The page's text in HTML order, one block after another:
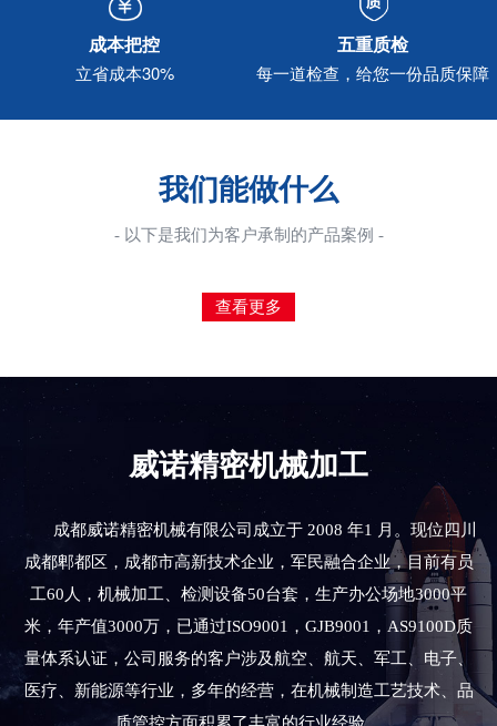
成本把控
立省成本30%
五重质检
每一道检查，给您一份品质保障
我们能做什么
- 以下是我们为客户承制的产品案例 -
查看更多
威诺精密机械加工
成都威诺精密机械有限公司成立于 2008 年1 月。现位四川
成都郫都区，成都市高新技术企业，军民融合企业，目前有员
工60人，机械加工、检测设备50台套，生产办公场地3000平
米，年产值3000万，已通过ISO9001，GJB9001，AS9100D质
量体系认证，公司服务的客户涉及航空、航天、军工、电子、
医疗、新能源等行业，多年的经营，在机械制造工艺技术、品